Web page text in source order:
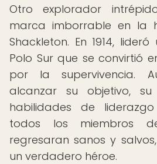
Otro explorador
marca imborrable en la
Shackleton. En 1914,
Polo Sur que se convirtió
por la supervivencia.
alcanzar su objetivo,
habilidades de
todos los miembros
regresaran sanos y
un verdadero héroe.